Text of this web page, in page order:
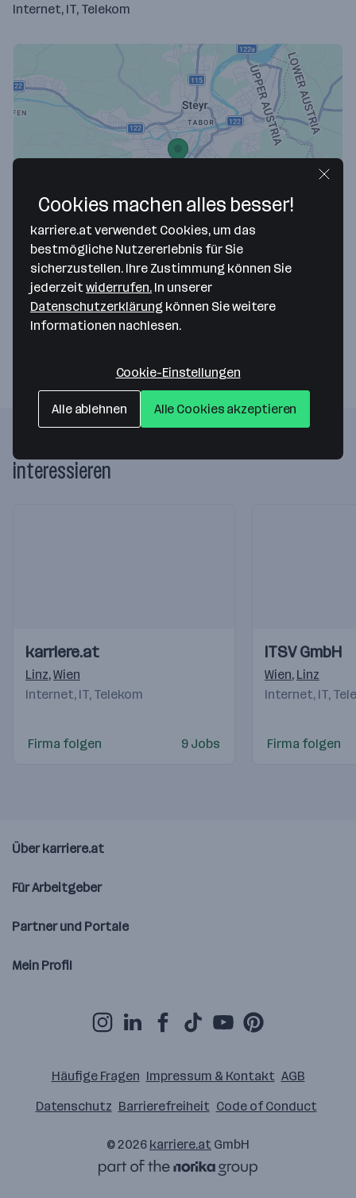
Internet, IT, Telekom
Map data ©2026 Google
BENU GmbH
Pyrachstraße 3
4400 Steyr— Route berechnen
Website
interessieren
Videos
Einblicke
Einblicke
karriere.at
Linz,Wien
Internet, IT, Telekom
Firma folgen 9 Jobs
Videos
Einblicke
Einblicke
ITSV GmbH
Wien, Linz
Internet, IT,
Firma folgen
Über karriere.at
Für Arbeitgeber
Partner und Portale
Mein Profil
Häufige Fragen Impressum & Kontakt AGB
Datenschutz Barrierefreiheit Code of Conduct
© 2026 karriere.at GmbH
Cookies machen alles besser!
karriere.at verwendet Cookies, um das
bestmögliche Nutzererlebnis für Sie
sicherzustellen. Ihre Zustimmung können Sie
jederzeit widerrufen. In unserer
Datenschutzerklärung können Sie weitere
Informationen nachlesen.
Cookie-Einstellungen
Alle ablehnen Alle Cookies akzeptieren